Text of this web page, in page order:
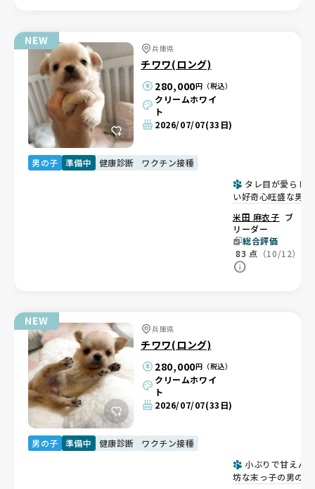
兵庫県
チワワ(ロング)
280,000円（税込）
クリームホワイ
ト
2026/07/07(33日)
男の子 準備中 健康診断
ワクチン接種
タレ目が愛らし
い好奇心旺盛な男の
米田 麻衣子 ブ
リーダー
総合評価
83 点 （10/12）
兵庫県
チワワ(ロング)
280,000円（税込）
クリームホワイ
ト
2026/07/07(33日)
男の子 準備中 健康診断
ワクチン接種
小ぶりで甘えん
坊な末っ子の男の子